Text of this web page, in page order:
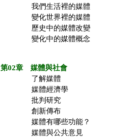
我們生活裡的媒體
變化世界裡的媒體
歷史中的媒體改變
變化中的媒體概念
第02章 媒體與社會
了解媒體
媒體經濟學
批判研究
創新傳布
媒體有哪些功能？
媒體與公共意見